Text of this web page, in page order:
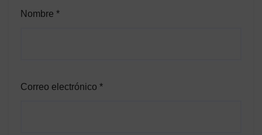
Nombre *
Correo electrónico *